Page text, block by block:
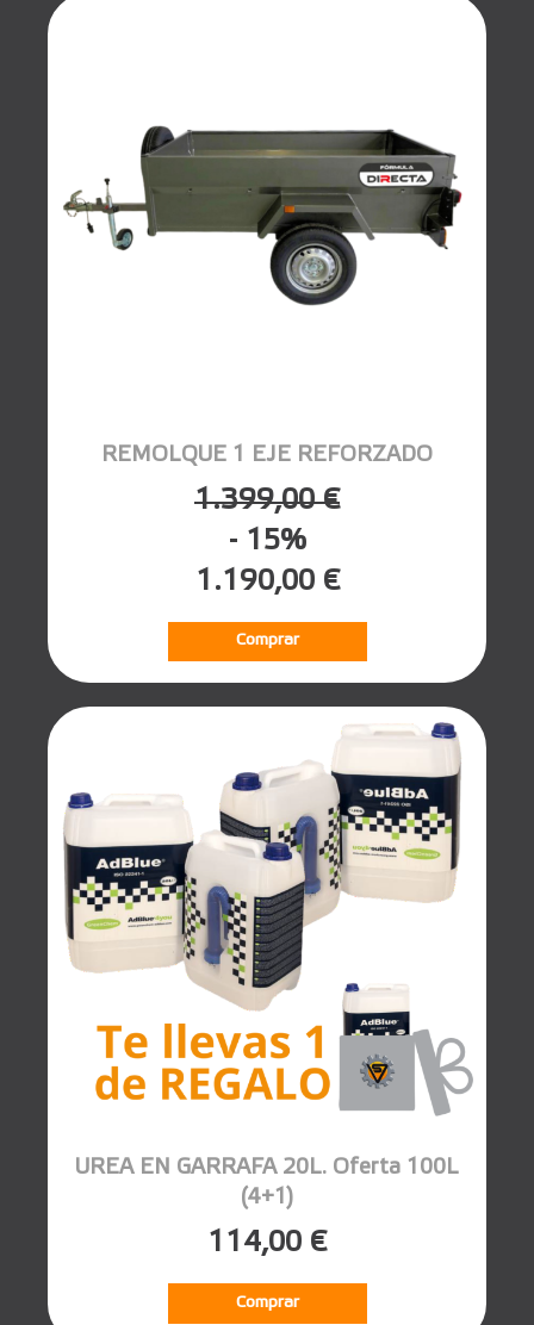
REMOLQUE 1 EJE REFORZADO
1.399,00 €
- 15%
1.190,00 €
Comprar
UREA EN GARRAFA 20L. Oferta 100L
(4+1)
114,00 €
Comprar